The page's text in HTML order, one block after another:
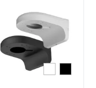
Kleur